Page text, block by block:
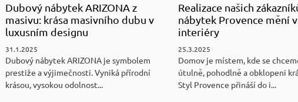
Dubový nábytek ARIZONA z
masivu: krása masivního dubu v
luxusním designu
31.1.2025
Dubový nábytek ARIZONA je symbolem
prestiže a výjimečnosti. Vyniká přírodní
krásou, vysokou odolnost...
Realizace našich
nábytek Provence mění
interiéry
25.3.2025
Domov je místem, kde se
útulně, pohodlně a obklopeni
Styl Provence přináší do i...